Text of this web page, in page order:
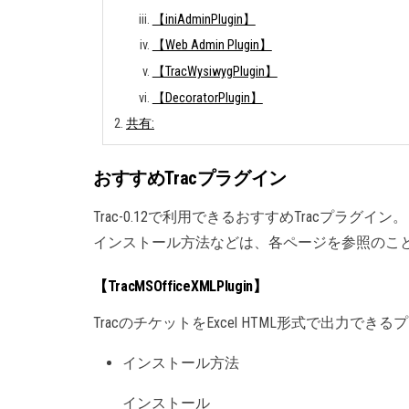
【iniAdminPlugin】
【Web Admin Plugin】
【TracWysiwygPlugin】
【DecoratorPlugin】
共有:
おすすめTracプラグイン
Trac-0.12で利用できるおすすめTracプラグイン。
インストール方法などは、各ページを参照のこ
【TracMSOfficeXMLPlugin】
TracのチケットをExcel HTML形式で出力できる
インストール方法
インストール